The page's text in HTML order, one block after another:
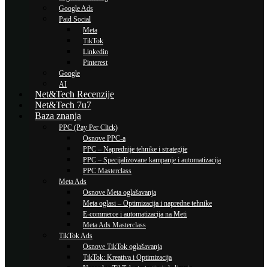
Google Ads
Paid Social
Meta
TikTok
Linkedin
Pinterest
Google
AI
Net&Tech Recenzije
Net&Tech 7u7
Baza znanja
PPC (Pay Per Click)
Osnove PPC-a
PPC – Naprednije tehnike i strategije
PPC – Specijalizovane kampanje i automatizacija
PPC Masterclass
Meta Ads
Osnove Meta oglašavanja
Meta oglasi – Optimizacija i napredne tehnike
E-commerce i automatizacija na Meti
Meta Ads Masterclass
TikTok Ads
Osnove TikTok oglašavanja
TikTok: Kreativa i Optimizacija